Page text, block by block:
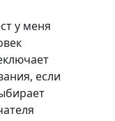
у меня
если